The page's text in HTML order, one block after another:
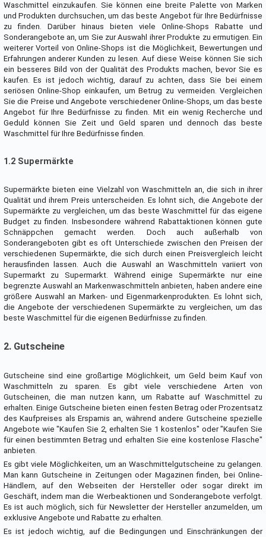
Waschmittel einzukaufen. Sie können eine breite Palette von Marken
und Produkten durchsuchen, um das beste Angebot für Ihre Bedürfnisse
zu finden. Darüber hinaus bieten viele Online-Shops Rabatte und
Sonderangebote an, um Sie zur Auswahl ihrer Produkte zu ermutigen. Ein
weiterer Vorteil von Online-Shops ist die Möglichkeit, Bewertungen und
Erfahrungen anderer Kunden zu lesen. Auf diese Weise können Sie sich
ein besseres Bild von der Qualität des Produkts machen, bevor Sie es
kaufen. Es ist jedoch wichtig, darauf zu achten, dass Sie bei einem
seriösen Online-Shop einkaufen, um Betrug zu vermeiden. Vergleichen
Sie die Preise und Angebote verschiedener Online-Shops, um das beste
Angebot für Ihre Bedürfnisse zu finden. Mit ein wenig Recherche und
Geduld können Sie Zeit und Geld sparen und dennoch das beste
Waschmittel für Ihre Bedürfnisse finden.
1.2 Supermärkte
Supermärkte bieten eine Vielzahl von Waschmitteln an, die sich in ihrer
Qualität und ihrem Preis unterscheiden. Es lohnt sich, die Angebote der
Supermärkte zu vergleichen, um das beste Waschmittel für das eigene
Budget zu finden. Insbesondere während Rabattaktionen können gute
Schnäppchen gemacht werden. Doch auch außerhalb von
Sonderangeboten gibt es oft Unterschiede zwischen den Preisen der
verschiedenen Supermärkte, die sich durch einen Preisvergleich leicht
herausfinden lassen. Auch die Auswahl an Waschmitteln variiert von
Supermarkt zu Supermarkt. Während einige Supermärkte nur eine
begrenzte Auswahl an Markenwaschmitteln anbieten, haben andere eine
größere Auswahl an Marken- und Eigenmarkenprodukten. Es lohnt sich,
die Angebote der verschiedenen Supermärkte zu vergleichen, um das
beste Waschmittel für die eigenen Bedürfnisse zu finden.
2. Gutscheine
Gutscheine sind eine großartige Möglichkeit, um Geld beim Kauf von
Waschmitteln zu sparen. Es gibt viele verschiedene Arten von
Gutscheinen, die man nutzen kann, um Rabatte auf Waschmittel zu
erhalten. Einige Gutscheine bieten einen festen Betrag oder Prozentsatz
des Kaufpreises als Ersparnis an, während andere Gutscheine spezielle
Angebote wie "Kaufen Sie 2, erhalten Sie 1 kostenlos" oder "Kaufen Sie
für einen bestimmten Betrag und erhalten Sie eine kostenlose Flasche"
anbieten.
Es gibt viele Möglichkeiten, um an Waschmittelgutscheine zu gelangen.
Man kann Gutscheine in Zeitungen oder Magazinen finden, bei Online-
Händlern, auf den Webseiten der Hersteller oder sogar direkt im
Geschäft, indem man die Werbeaktionen und Sonderangebote verfolgt.
Es ist auch möglich, sich für Newsletter der Hersteller anzumelden, um
exklusive Angebote und Rabatte zu erhalten.
Es ist jedoch wichtig, auf die Bedingungen und Einschränkungen der